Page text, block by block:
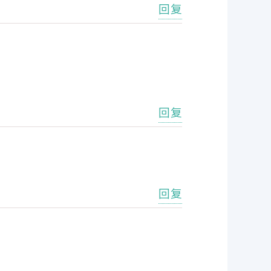
回复
回复
回复